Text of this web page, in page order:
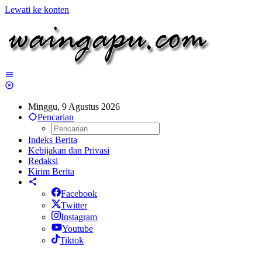
Lewati ke konten
Minggu, 9 Agustus 2026
Pencarian
Indeks Berita
Kebijakan dan Privasi
Redaksi
Kirim Berita
Facebook
Twitter
Instagram
Youtube
Tiktok